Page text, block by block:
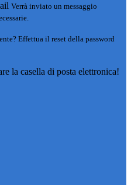
Verrà inviato un messaggio
Effettua il reset della password
la casella di posta elettronica!